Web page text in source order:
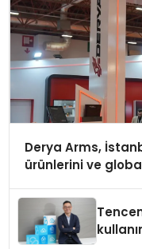
Derya Arms,
ürünlerini ve